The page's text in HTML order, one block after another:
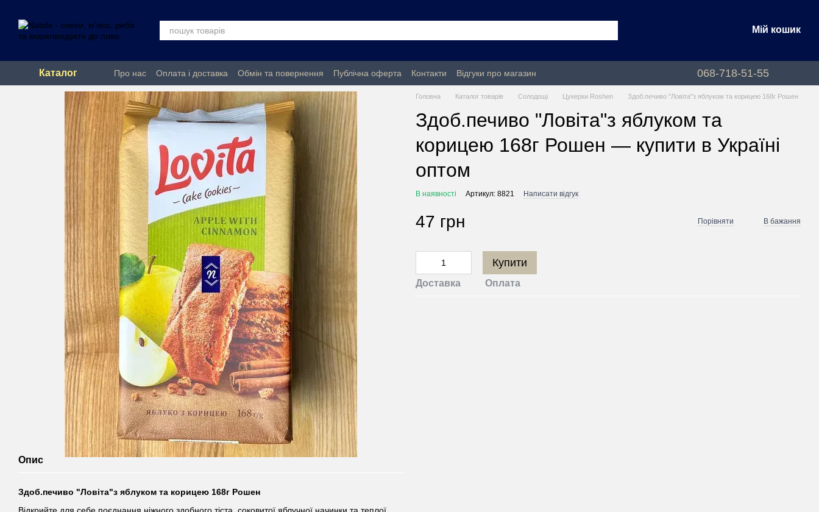
Мій кошик
Каталог Про нас Оплата і доставка Обмін та повернення Публічна оферта Контакти Відгуки про магазин 068-718-51-55
Опис
Здоб.печиво "Ловіта"з яблуком та корицею 168г Рошен
Головна Каталог товарів Солодощі Цукерки Roshen Здоб.печиво "Ловіта"з яблуком та корицею 168г Рошен
Здоб.печиво "Ловіта"з яблуком та
корицею 168г Рошен — купити в Україні
оптом
В наявності Артикул: 8821 Написати відгук
47 грн Порівняти В бажання
Купити
Доставка Оплата